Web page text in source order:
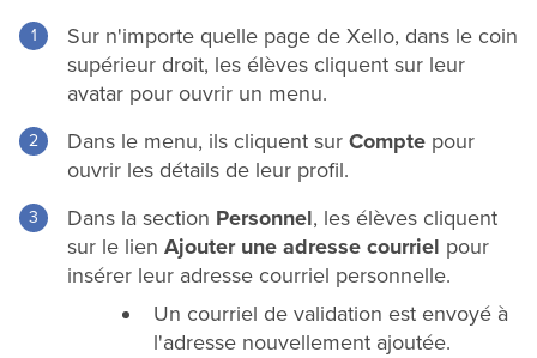
Sur n'importe quelle page de Xello, dans le coin
supérieur droit, les élèves cliquent sur leur
avatar pour ouvrir un menu.
Dans le menu, ils cliquent sur Compte pour
ouvrir les détails de leur profil.
Dans la section Personnel, les élèves cliquent
sur le lien Ajouter une adresse courriel pour
insérer leur adresse courriel personnelle.
Un courriel de validation est envoyé à
l'adresse nouvellement ajoutée.